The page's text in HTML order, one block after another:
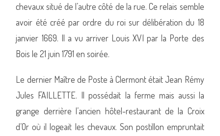
chevaux situé de l’autre côté de la rue. Ce relais semble
avoir été créé par ordre du roi sur délibération du 18
janvier 1669. Il a vu arriver Louis XVI par la Porte des
Bois le 21 juin 1791 en soirée.
Le dernier Maître de Poste à Clermont était Jean Rémy
Jules FAILLETTE. Il possédait la ferme mais aussi la
grange derrière l’ancien hôtel-restaurant de la Croix
d’Or où il logeait les chevaux. Son postillon empruntait